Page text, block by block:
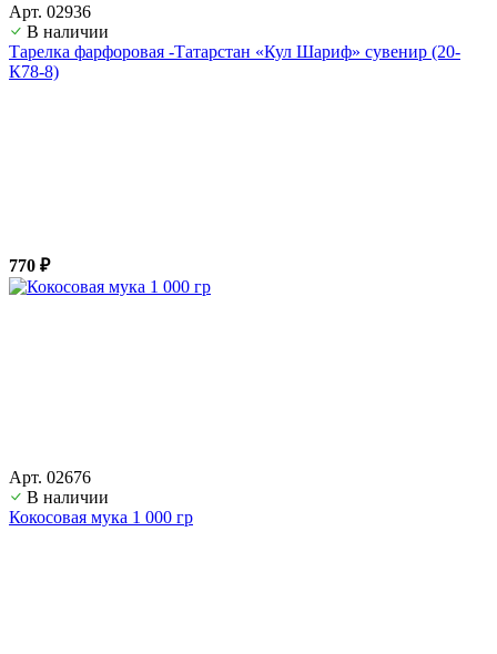
Арт. 02936
В наличии
Тарелка фарфоровая -Татарстан «Кул Шариф» сувенир (20-
К78-8)
770 ₽
Арт. 02676
В наличии
Кокосовая мука 1 000 гр